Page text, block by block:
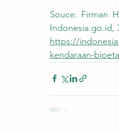
Souce: Firman
Indonesia.go.id,
https://
kendaraan-